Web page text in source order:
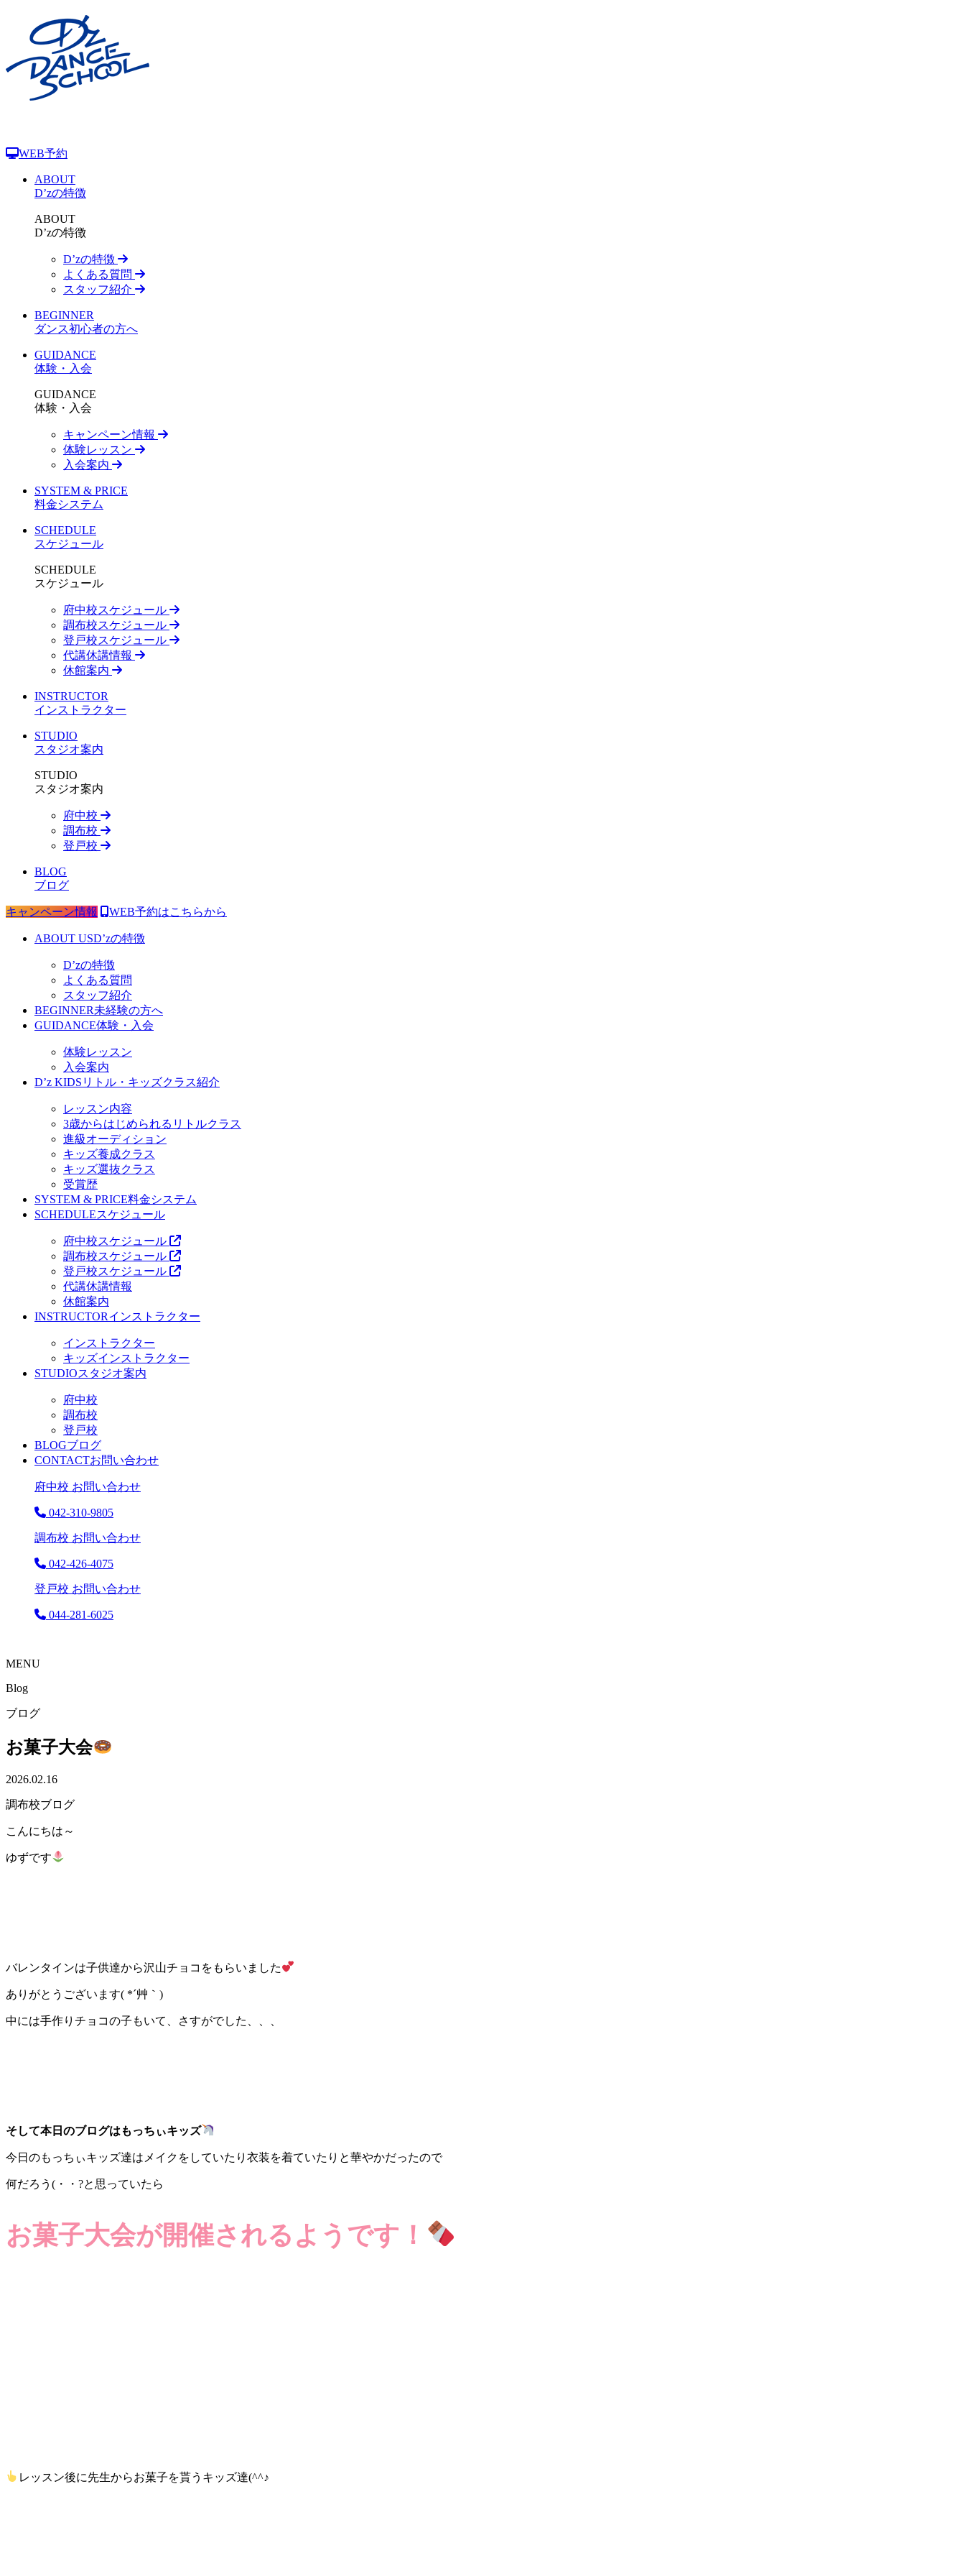
WEB予約
ABOUT
D’zの特徴
ABOUT
D’zの特徴
D’zの特徴
よくある質問
スタッフ紹介
BEGINNER
ダンス初心者の方へ
GUIDANCE
体験・入会
GUIDANCE
体験・入会
キャンペーン情報
体験レッスン
入会案内
SYSTEM & PRICE
料金システム
SCHEDULE
スケジュール
SCHEDULE
スケジュール
府中校スケジュール
調布校スケジュール
登戸校スケジュール
代講休講情報
休館案内
INSTRUCTOR
インストラクター
STUDIO
スタジオ案内
STUDIO
スタジオ案内
府中校
調布校
登戸校
BLOG
ブログ
キャンペーン情報 WEB予約はこちらから
ABOUT USD’zの特徴
D’zの特徴
よくある質問
スタッフ紹介
BEGINNER未経験の方へ
GUIDANCE体験・入会
体験レッスン
入会案内
D’z KIDS リトル・キッズクラス紹介
レッスン内容
3歳からはじめられるリトルクラス
進級オーディション
キッズ養成クラス
キッズ選抜クラス
受賞歴
SYSTEM & PRICE料金システム
SCHEDULEスケジュール
府中校スケジュール
調布校スケジュール
登戸校スケジュール
代講休講情報
休館案内
INSTRUCTORインストラクター
インストラクター
キッズインストラクター
STUDIOスタジオ案内
府中校
調布校
登戸校
BLOGブログ
CONTACTお問い合わせ
府中校 お問い合わせ
042-310-9805
調布校 お問い合わせ
042-426-4075
登戸校 お問い合わせ
044-281-6025
MENU
Blog
ブログ
お菓子大会
2026.02.16
調布校ブログ
こんにちは～
ゆずです
バレンタインは子供達から沢山チョコをもらいました
ありがとうございます( *´艸｀)
中には手作りチョコの子もいて、さすがでした、、、
そして本日のブログはもっちぃキッズ
今日のもっちぃキッズ達はメイクをしていたり衣装を着ていたりと華やかだったので
何だろう(・・?と思っていたら
お菓子大会が開催されるようです！
レッスン後に先生からお菓子を貰うキッズ達(^^♪